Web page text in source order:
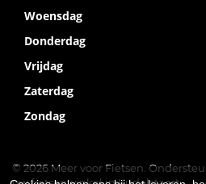
Woensdag
Donderdag
Vrijdag
Zaterdag
Zondag
© 2026 Meer voor Fietsen.